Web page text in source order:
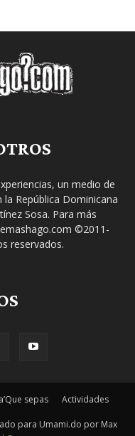
un medio de
República Dominicana
Sosa. Para más
©2011-
reservados.
sepas Actividades
para Umami.do por Max